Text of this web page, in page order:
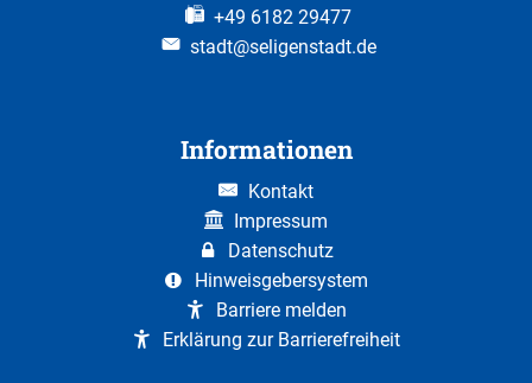
+49 6182 29477
stadt@seligenstadt.de
Informationen
Kontakt
Impressum
Datenschutz
Hinweisgebersystem
Barriere melden
Erklärung zur Barrierefreiheit